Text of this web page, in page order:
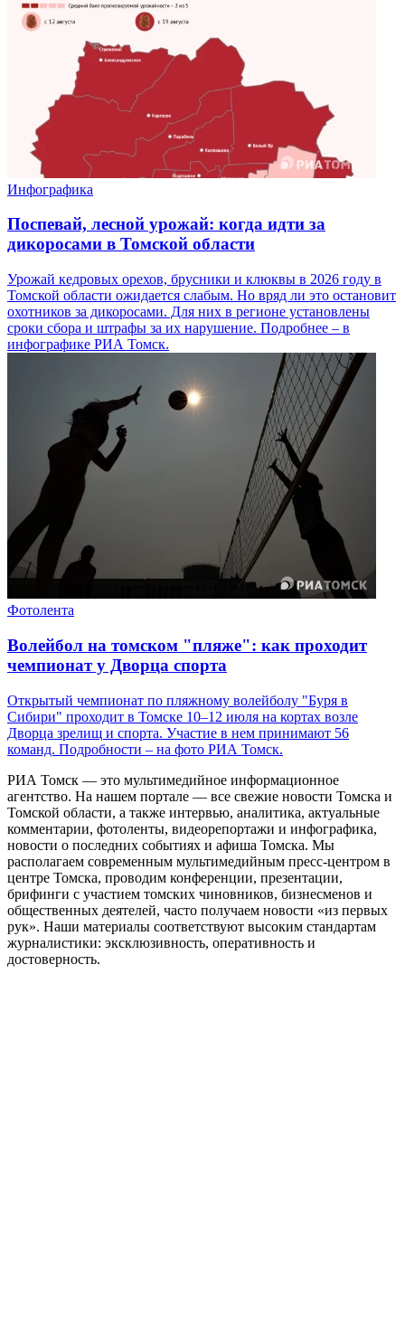
Инфографика
Поспевай, лесной урожай: когда идти за
дикоросами в Томской области
Урожай кедровых орехов, брусники и клюквы в 2026 году в
Томской области ожидается слабым. Но вряд ли это остановит
охотников за дикоросами. Для них в регионе установлены
сроки сбора и штрафы за их нарушение. Подробнее – в
инфографике РИА Томск.
Фотолента
Волейбол на томском "пляже": как проходит
чемпионат у Дворца спорта
Открытый чемпионат по пляжному волейболу "Буря в
Сибири" проходит в Томске 10–12 июля на кортах возле
Дворца зрелищ и спорта. Участие в нем принимают 56
команд. Подробности – на фото РИА Томск.
РИА Томск — это мультимедийное информационное
агентство. На нашем портале — все свежие новости Томска и
Томской области, а также интервью, аналитика, актуальные
комментарии, фотоленты, видеорепортажи и инфографика,
новости о последних событиях и афиша Томска. Мы
располагаем современным мультимедийным пресс-центром в
центре Томска, проводим конференции, презентации,
брифинги с участием томских чиновников, бизнесменов и
общественных деятелей, часто получаем новости «из первых
рук». Наши материалы соответствуют высоким стандартам
журналистики: эксклюзивность, оперативность и
достоверность.